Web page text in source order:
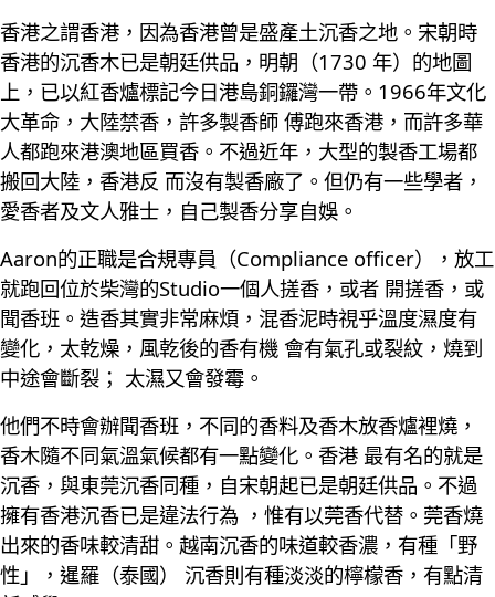
香港之謂香港，因為香港曾是盛產土沉香之地。宋朝時
香港的沉香木已是朝廷供品，明朝（1730 年）的地圖
上，已以紅香爐標記今日港島銅鑼灣一帶。1966年文化
大革命，大陸禁香，許多製香師 傅跑來香港，而許多華
人都跑來港澳地區買香。不過近年，大型的製香工場都
搬回大陸，香港反 而沒有製香廠了。但仍有一些學者，
愛香者及文人雅士，自己製香分享自娛。
Aaron的正職是合規專員（Compliance officer），放工
就跑回位於柴灣的Studio一個人搓香，或者 開搓香，或
聞香班。造香其實非常麻煩，混香泥時視乎溫度濕度有
變化，太乾燥，風乾後的香有機 會有氣孔或裂紋，燒到
中途會斷裂； 太濕又會發霉。
他們不時會辦聞香班，不同的香料及香木放香爐裡燒，
香木隨不同氣溫氣候都有一點變化。香港 最有名的就是
沉香，與東莞沉香同種，自宋朝起已是朝廷供品。不過
擁有香港沉香已是違法行為 ，惟有以莞香代替。莞香燒
出來的香味較清甜。越南沉香的味道較香濃，有種「野
性」，暹羅（泰國） 沉香則有種淡淡的檸檬香，有點清